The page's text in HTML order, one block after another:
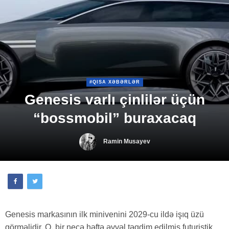
#QISA XƏBƏRLƏR
Genesis varlı çinlilər üçün
“bossmobil” buraxacaq
Ramin Musayev
Genesis markasının ilk minivenini 2029-cu ildə işıq üzü
görməlidir. O, bir neçə həftə əvvəl təqdim edilmiş futuristik